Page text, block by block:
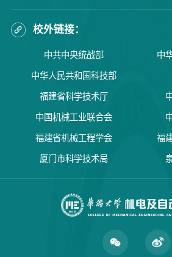
校外链接：
中共中央统战部 中
中华人民共和国科技部
福建省科学技术厅
中国机械工业联合会
福建省机械工程学会 福
厦门市科学技术局